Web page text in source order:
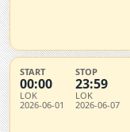
START
00:00
LOK
2026-06-01
STOP
23:59
LOK
2026-06-07